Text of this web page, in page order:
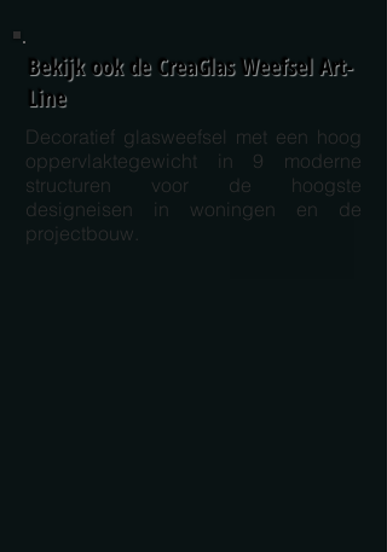
Bekijk ook de CreaGlas Weefsel Art-
Line
Decoratief glasweefsel met een hoog
oppervlaktegewicht in 9 moderne
structuren voor de hoogste
designeisen in woningen en de
projectbouw.